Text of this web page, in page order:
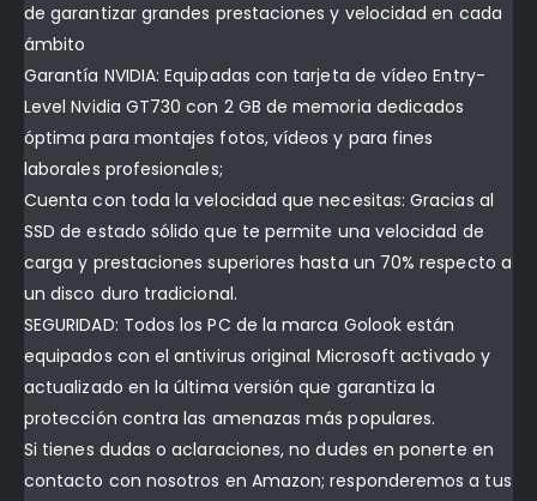
de garantizar grandes prestaciones y velocidad en cada
ámbito
Garantía NVIDIA: Equipadas con tarjeta de vídeo Entry-
Level Nvidia GT730 con 2 GB de memoria dedicados
óptima para montajes fotos, vídeos y para fines
laborales profesionales;
Cuenta con toda la velocidad que necesitas: Gracias al
SSD de estado sólido que te permite una velocidad de
carga y prestaciones superiores hasta un 70% respecto a
un disco duro tradicional.
SEGURIDAD: Todos los PC de la marca Golook están
equipados con el antivirus original Microsoft activado y
actualizado en la última versión que garantiza la
protección contra las amenazas más populares.
Si tienes dudas o aclaraciones, no dudes en ponerte en
contacto con nosotros en Amazon; responderemos a tus